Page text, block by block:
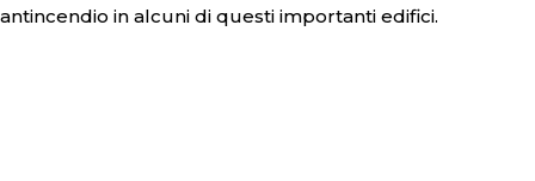
in alcuni di questi importanti edifici.